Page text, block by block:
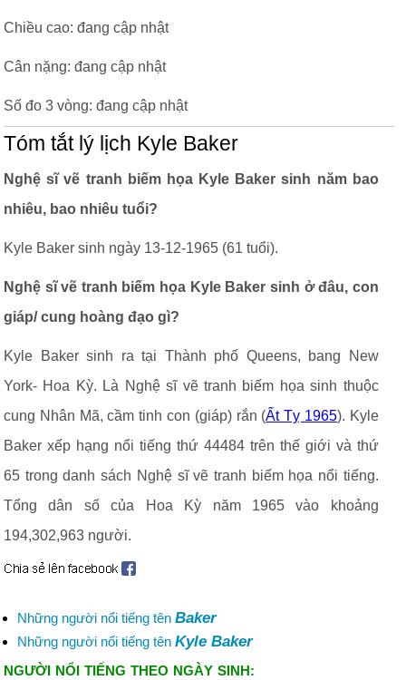
Chiều cao: đang cập nhật
Cân nặng: đang cập nhật
Số đo 3 vòng: đang cập nhật
Tóm tắt lý lịch Kyle Baker
Nghệ sĩ vẽ tranh biếm họa Kyle Baker sinh năm bao
nhiêu, bao nhiêu tuổi?
Kyle Baker sinh ngày 13-12-1965 (61 tuổi).
Nghệ sĩ vẽ tranh biếm họa Kyle Baker sinh ở đâu, con
giáp/ cung hoàng đạo gì?
Kyle Baker sinh ra tại Thành phố Queens, bang New
York- Hoa Kỳ. Là Nghệ sĩ vẽ tranh biếm họa sinh thuộc
cung Nhân Mã, cầm tinh con (giáp) rắn (Ất Tỵ 1965). Kyle
Baker xếp hạng nổi tiếng thứ 44484 trên thế giới và thứ
65 trong danh sách Nghệ sĩ vẽ tranh biếm họa nổi tiếng.
Tổng dân số của Hoa Kỳ năm 1965 vào khoảng
194,302,963 người.
Những người nổi tiếng tên Baker
Những người nổi tiếng tên Kyle Baker
NGƯỜI NỔI TIẾNG THEO NGÀY SINH: